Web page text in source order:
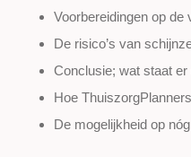
Voorbereidingen op de
De risico’s van
Conclusie; wat staat er
Hoe
De mogelijkheid op